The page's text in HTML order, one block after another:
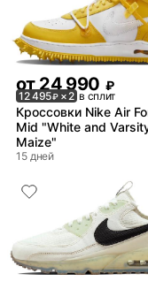
от24 990 ₽
12 495₽ × 2 в сплит
Кроссовки Nike Air
Mid "White and
Maize"
15 дней